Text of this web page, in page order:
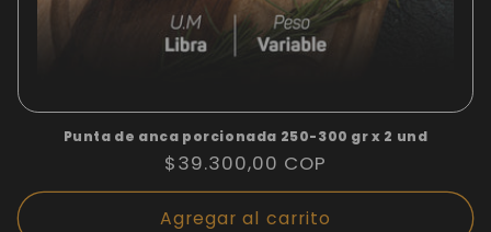
Punta de anca porcionada 250-300 gr x 2 und
Precio
habitual
$39.300,00 COP
Agregar al carrito